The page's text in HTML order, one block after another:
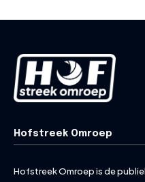
Hofstreek Omroep
Hofstreek Omroep is de